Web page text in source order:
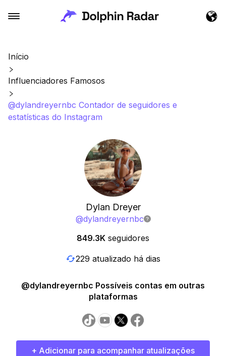
Início
Influenciadores Famosos
@dylandreyernbc Contador de seguidores e
estatísticas do Instagram
Dylan Dreyer
@dylandreyernbc
849.3K seguidores
229 atualizado há dias
@dylandreyernbc Possíveis contas em outras
plataformas
+ Adicionar para acompanhar atualizações